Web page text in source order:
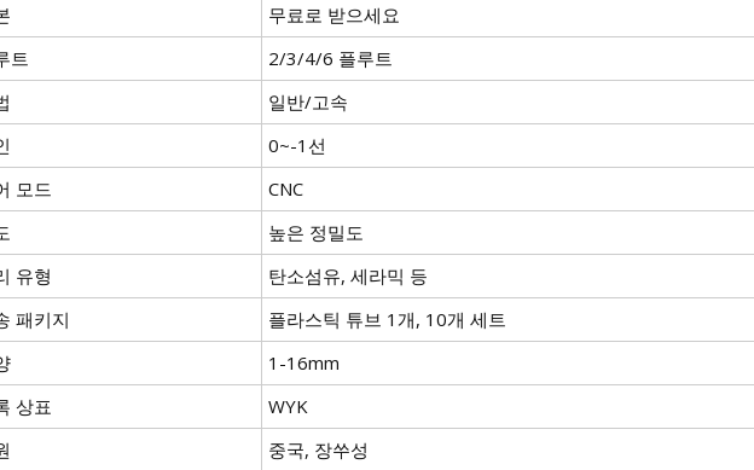
무료로 받으세요
트
2/3/4/6 플루트
일반/고속
0~-1선
모드
CNC
높은 정밀도
유형
탄소섬유, 세라믹 등
패키지
플라스틱 튜브 1개, 10개 세트
1-16mm
상표
WYK
중국, 장쑤성